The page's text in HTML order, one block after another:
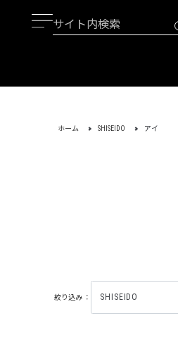
ホーム SHISEIDO アイ
絞り込み